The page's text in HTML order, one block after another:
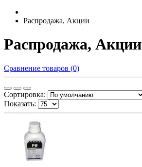
Распродажа, Акции
Распродажа, Акции
Сравнение товаров (0)
Сортировка:
Показать: